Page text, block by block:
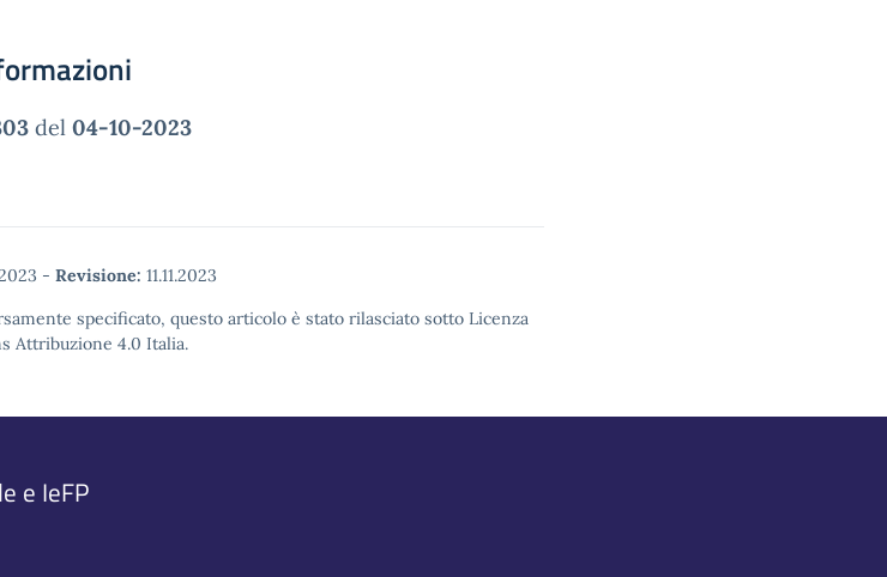
del 04-10-2023
- Revisione: 11.11.2023
specificato, questo articolo è stato rilasciato sotto Licenza
Attribuzione 4.0 Italia.
e IeFP